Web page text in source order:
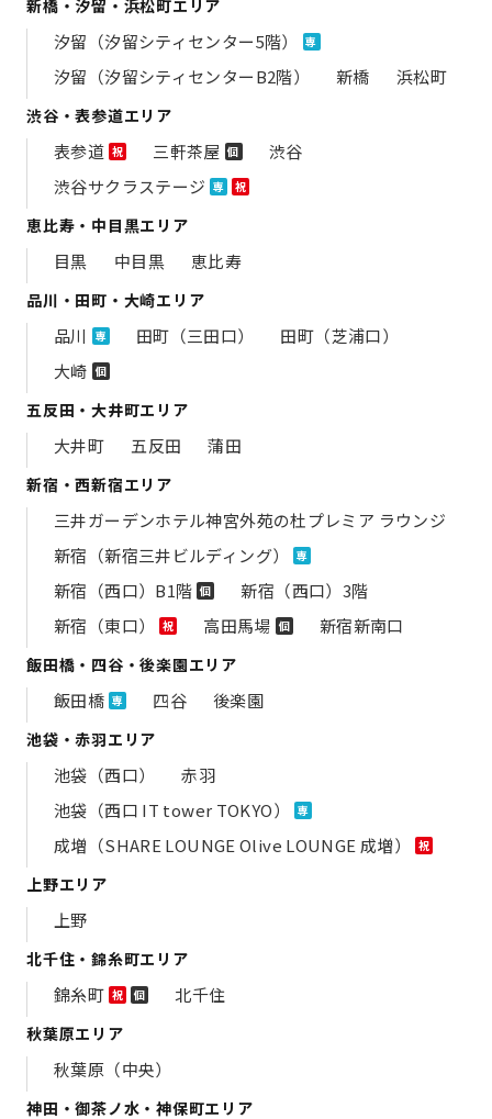
新橋・汐留・浜松町エリア
汐留（汐留シティセンター5階） 専
汐留（汐留シティセンターB2階） 新橋 浜松町
渋谷・表参道エリア
表参道 祝 三軒茶屋 個
渋谷
渋谷サクラステージ 専 祝
恵比寿・中目黒エリア
目黒 中目黒 恵比寿
品川・田町・大崎エリア
品川 専 田町（三田口）
田町（芝浦口）
大崎 個
五反田・大井町エリア
大井町 五反田 蒲田
新宿・西新宿エリア
三井ガーデンホテル神宮外苑の​杜プレミア ラウンジ
新宿（新宿三井ビルディング）
専
新宿（西口）B1階 個
新宿（西口）3階
新宿（東口）
祝 高田馬場 個 新宿新南口
飯田橋・四谷・後楽園エリア
飯田橋 専 四谷 後楽園
池袋・赤羽エリア
池袋（西口）
赤羽
池袋（西口 IT tower TOKYO）
専
成増（SHARE LOUNGE Olive LOUNGE 成増） 祝
上野エリア
上野
北千住・錦糸町エリア
錦糸町 祝 個 北千住
秋葉原エリア
秋葉原（中央）
神田・御茶ノ水・神保町エリア